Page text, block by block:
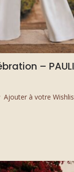
–
Ajouter à votre